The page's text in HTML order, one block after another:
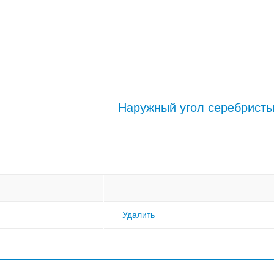
Наружный угол
Удалить